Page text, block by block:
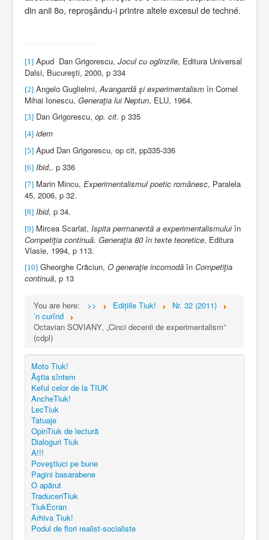
din anii 8o, reproşându-i printre altele excesul de techné.
[1] Apud Dan Grigorescu, Jocul cu oglinzile, Editura Universal
Dalsi, Bucureşti, 2000, p 334
[2] Angelo Guglielmi, Avangardă şi experimentalism în Cornel
Mihai Ionescu, Generaţia lui Neptun, ELU, 1964.
[3] Dan Grigorescu, op. cit. p 335
[4] idem
[5] Apud Dan Grigorescu, op cit, pp335-336
[6] Ibid,. p 336
[7] Marin Mincu, Experimentalismul poetic românesc, Paralela
45, 2006, p 32.
[8] Ibid, p 34.
[9] Mircea Scarlat, Ispita permanentă a experimentalismuluiîn
Competiţia continuă. Generaţia 80 în texte teoretice, Editura
Vlasie, 1994, p 113.
[10] Gheorghe Crăciun, O generaţie incomodă în Competiţia
continuă, p 13
You are here: >> Edițiile Tiuk!
Nr. 32 (2011)
’n curînd
Octavian SOVIANY, „Cinci decenii de experimentalism”
(cdpl)
Moto Tiuk!
Ăştia sîntem
Keful celor de la TIUK
AncheTiuk!
LecTiuk
Tatuaje
OpinTiuk de lectură
Dialoguri Tiuk
A!!!
Poveştiuci pe bune
Pagini basarabene
O apărut
TraduceriTiuk
TiukEcran
Arhiva Tiuk!
Podul de flori realist-socialiste